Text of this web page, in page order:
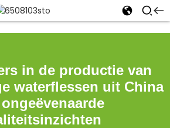
in de productie van
waterflessen uit China